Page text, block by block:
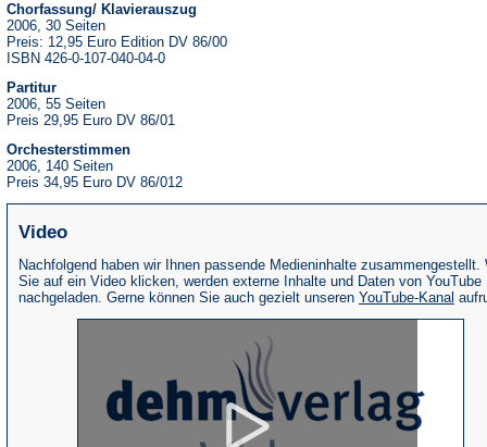
Chorfassung/ Klavierauszug
2006, 30 Seiten
Preis: 12,95 Euro Edition DV 86/00
ISBN 426-0-107-040-04-0
Partitur
2006, 55 Seiten
Preis 29,95 Euro DV 86/01
Orchesterstimmen
2006, 140 Seiten
Preis 34,95 Euro DV 86/012
Video
Nachfolgend haben wir Ihnen passende Medieninhalte zusammengestellt.
Sie auf ein Video klicken, werden externe Inhalte und Daten von YouTube
nachgeladen. Gerne können Sie auch gezielt unseren YouTube-Kanal